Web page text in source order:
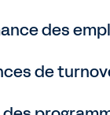
des
de